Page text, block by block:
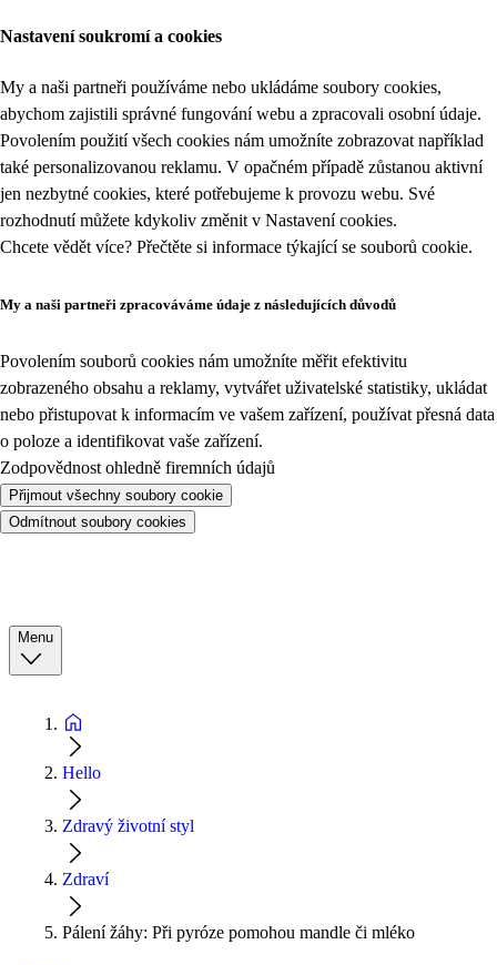
Nastavení soukromí a cookies
My a naši partneři používáme nebo ukládáme soubory cookies,
abychom zajistili správné fungování webu a zpracovali osobní údaje.
Povolením použití všech cookies nám umožníte zobrazovat například
také personalizovanou reklamu. V opačném případě zůstanou aktivní
jen nezbytné cookies, které potřebujeme k provozu webu. Své
rozhodnutí můžete kdykoliv změnit v Nastavení cookies.
Chcete vědět více? Přečtěte si informace týkající se souborů cookie.
My a naši partneři zpracováváme údaje z následujících důvodů
Povolením souborů cookies nám umožníte měřit efektivitu
zobrazeného obsahu a reklamy, vytvářet uživatelské statistiky, ukládat
nebo přistupovat k informacím ve vašem zařízení, používat přesná data
o poloze a identifikovat vaše zařízení.
Zodpovědnost ohledně firemních údajů
Přijmout všechny soubory cookie
Odmítnout soubory cookies
Menu
Hello
Zdravý životní styl
Zdraví
Pálení žáhy: Při pyróze pomohou mandle či mléko